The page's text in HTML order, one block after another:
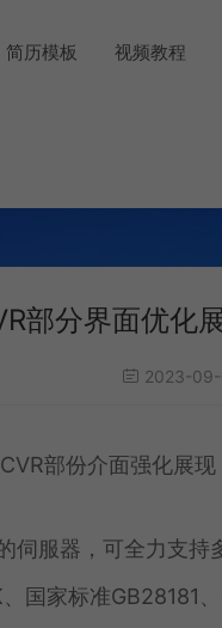
简历模板 视频教程
部分界面优化
2023-
部份介面强化展现
伺服器，可全力支持
国家标准GB28181、